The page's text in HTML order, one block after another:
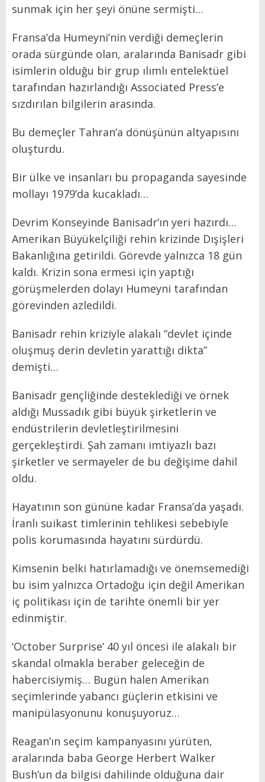
sunmak için her şeyi önüne sermişti…
Fransa’da Humeyni’nin verdiği demeçlerin
orada sürgünde olan, aralarında Banisadr gibi
isimlerin olduğu bir grup ılımlı entelektüel
tarafından hazırlandığı Associated Press’e
sızdırılan bilgilerin arasında.
Bu demeçler Tahran’a dönüşünün altyapısını
oluşturdu.
Bir ülke ve insanları bu propaganda sayesinde
mollayı 1979’da kucakladı…
Devrim Konseyinde Banisadr’ın yeri hazırdı…
Amerikan Büyükelçiliği rehin krizinde Dışişleri
Bakanlığına getirildi. Görevde yalnızca 18 gün
kaldı. Krizin sona ermesi için yaptığı
görüşmelerden dolayı Humeyni tarafından
görevinden azledildi.
Banisadr rehin kriziyle alakalı “devlet içinde
oluşmuş derin devletin yarattığı dikta”
demişti…
Banisadr gençliğinde desteklediği ve örnek
aldığı Mussadık gibi büyük şirketlerin ve
endüstrilerin devletleştirilmesini
gerçekleştirdi. Şah zamanı imtiyazlı bazı
şirketler ve sermayeler de bu değişime dahil
oldu.
Hayatının son gününe kadar Fransa’da yaşadı.
İranlı suikast timlerinin tehlikesi sebebiyle
polis korumasında hayatını sürdürdü.
Kimsenin belki hatırlamadığı ve önemsemediği
bu isim yalnızca Ortadoğu için değil Amerikan
iç politikası için de tarihte önemli bir yer
edinmiştir.
‘October Surprise’ 40 yıl öncesi ile alakalı bir
skandal olmakla beraber geleceğin de
habercisiymiş… Bugün halen Amerikan
seçimlerinde yabancı güçlerin etkisini ve
manipülasyonunu konuşuyoruz…
Reagan’ın seçim kampanyasını yürüten,
aralarında baba George Herbert Walker
Bush’un da bilgisi dahilinde olduğuna dair